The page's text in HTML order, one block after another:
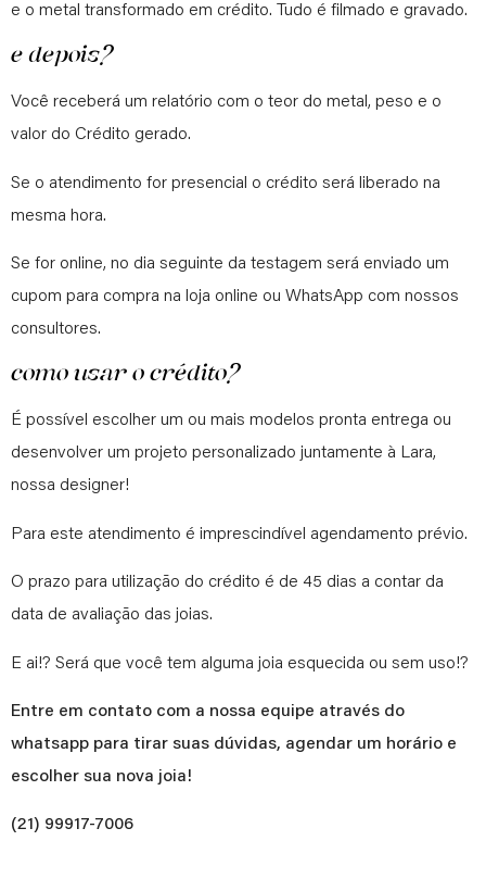
e o metal transformado em crédito. Tudo é filmado e gravado.
e depois?
Você receberá um relatório com o teor do metal, peso e o
valor do Crédito gerado.
Se o atendimento for presencial o crédito será liberado na
mesma hora.
Se for online, no dia seguinte da testagem será enviado um
cupom para compra na loja online ou WhatsApp com nossos
consultores.
como usar o crédito?
É possível escolher um ou mais modelos pronta entrega ou
desenvolver um projeto personalizado juntamente à Lara,
nossa designer!
Para este atendimento é imprescindível agendamento prévio.
O prazo para utilização do crédito é de 45 dias a contar da
data de avaliação das joias.
E ai!? Será que você tem alguma joia esquecida ou sem uso!?
Entre em contato com a nossa equipe através do
whatsapp para tirar suas dúvidas, agendar um horário e
escolher sua nova joia!
(21) 99917-7006